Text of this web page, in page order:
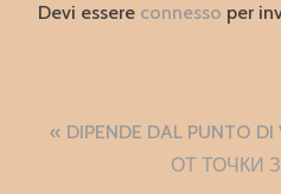
Devi essere connesso per
Navigazione
DIPENDE DAL PUNTO
ОТ ТОЧКИ